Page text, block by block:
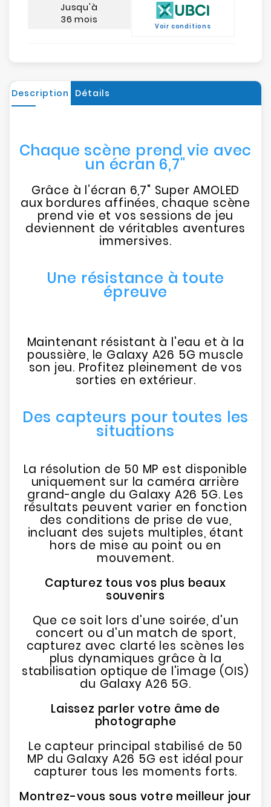
Jusqu'à
36 mois
Voir conditions
Description Détails
Chaque scène prend vie avec
un écran 6,7"
Grâce à l’écran 6,7" Super AMOLED
aux bordures affinées, chaque scène
prend vie et vos sessions de jeu
deviennent de véritables aventures
immersives.
Une résistance à toute
épreuve
Maintenant résistant à l'eau et à la
poussière, le Galaxy A26 5G muscle
son jeu. Profitez pleinement de vos
sorties en extérieur.
Des capteurs pour toutes les
situations
La résolution de 50 MP est disponible
uniquement sur la caméra arrière
grand-angle du Galaxy A26 5G. Les
résultats peuvent varier en fonction
des conditions de prise de vue,
incluant des sujets multiples, étant
hors de mise au point ou en
mouvement.
Capturez tous vos plus beaux
souvenirs
Que ce soit lors d'une soirée, d'un
concert ou d'un match de sport,
capturez avec clarté les scènes les
plus dynamiques grâce à la
stabilisation optique de l'image (OIS)
du Galaxy A26 5G.
Laissez parler votre âme de
photographe
Le capteur principal stabilisé de 50
MP du Galaxy A26 5G est idéal pour
capturer tous les moments forts.
Montrez-vous sous votre meilleur jour